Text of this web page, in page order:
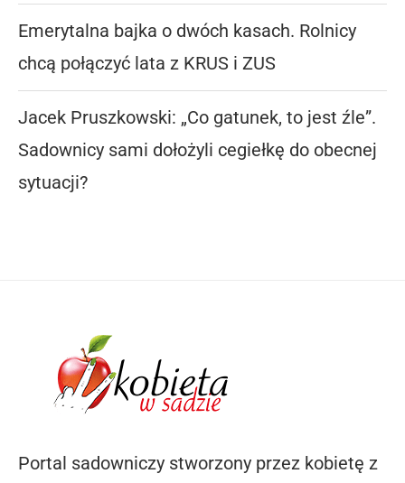
Emerytalna bajka o dwóch kasach. Rolnicy
chcą połączyć lata z KRUS i ZUS
Jacek Pruszkowski: „Co gatunek, to jest źle”.
Sadownicy sami dołożyli cegiełkę do obecnej
sytuacji?
Portal sadowniczy stworzony przez kobietę z